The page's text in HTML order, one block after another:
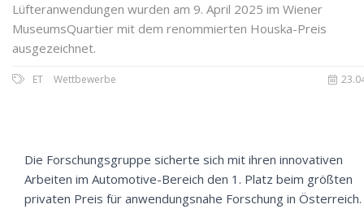
Lüfteranwendungen wurden am 9. April 2025 im Wiener
MuseumsQuartier mit dem renommierten Houska-Preis
ausgezeichnet.
ET Wettbewerbe
Die Forschungsgruppe sicherte sich mit ihren innovativen
Arbeiten im Automotive-Bereich den 1. Platz beim größten
privaten Preis für anwendungsnahe Forschung in Österreich.